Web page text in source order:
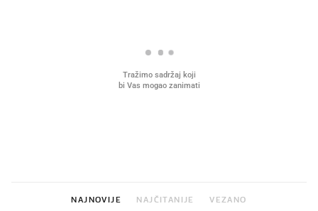
NAJNOVIJE NAJČITANIJE VEZANO